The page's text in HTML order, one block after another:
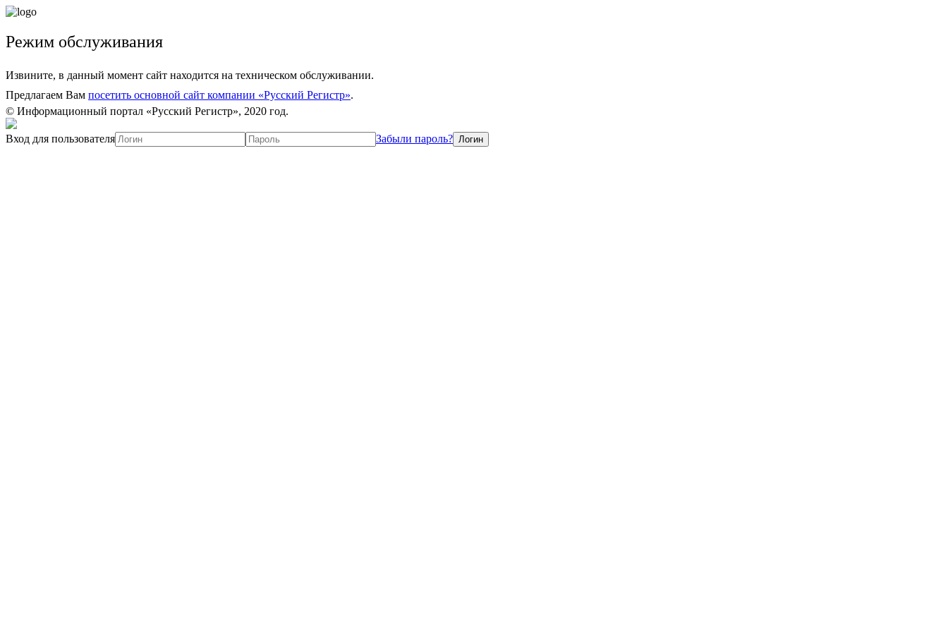
Режим обслуживания
Извините, в данный момент сайт находится на техническом обслуживании.
Предлагаем Вам посетить основной сайт компании «Русский Регистр».
© Информационный портал «Русский Регистр», 2020 год.
Вход для пользователя Забыли пароль?